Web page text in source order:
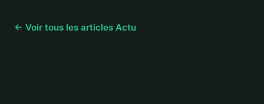
← Voir tous les articles Actu